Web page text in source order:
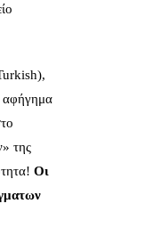
αφήγημα
της
Οι